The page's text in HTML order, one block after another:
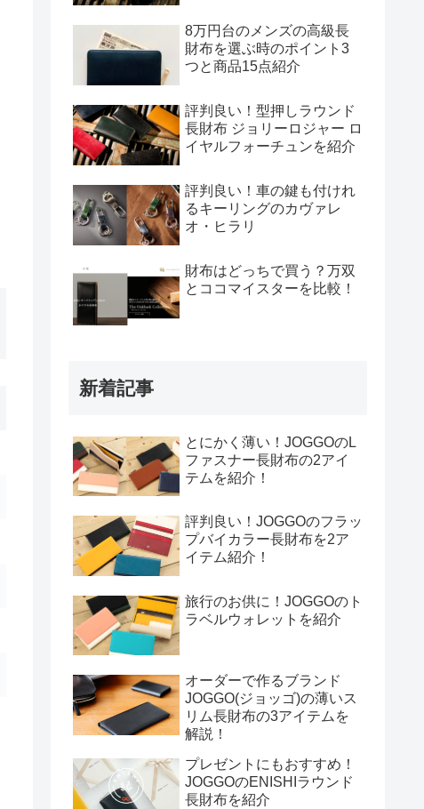
8万円台のメンズの高級長
財布を選ぶ時のポイント3
つと商品15点紹介
評判良い！型押しラウンド
長財布 ジョリーロジャー ロ
イヤルフォーチュンを紹介
評判良い！車の鍵も付けれ
るキーリングのカヴァレ
オ・ヒラリ
財布はどっちで買う？万双
とココマイスターを比較！
新着記事
とにかく薄い！JOGGOのL
ファスナー長財布の2アイ
テムを紹介！
評判良い！JOGGOのフラッ
プバイカラー長財布を2ア
イテム紹介！
旅行のお供に！JOGGOのト
ラベルウォレットを紹介
オーダーで作るブランド
JOGGO(ジョッゴ)の薄いス
リム長財布の3アイテムを
解説！
プレゼントにもおすすめ！
JOGGOのENISHIラウンド
長財布を紹介